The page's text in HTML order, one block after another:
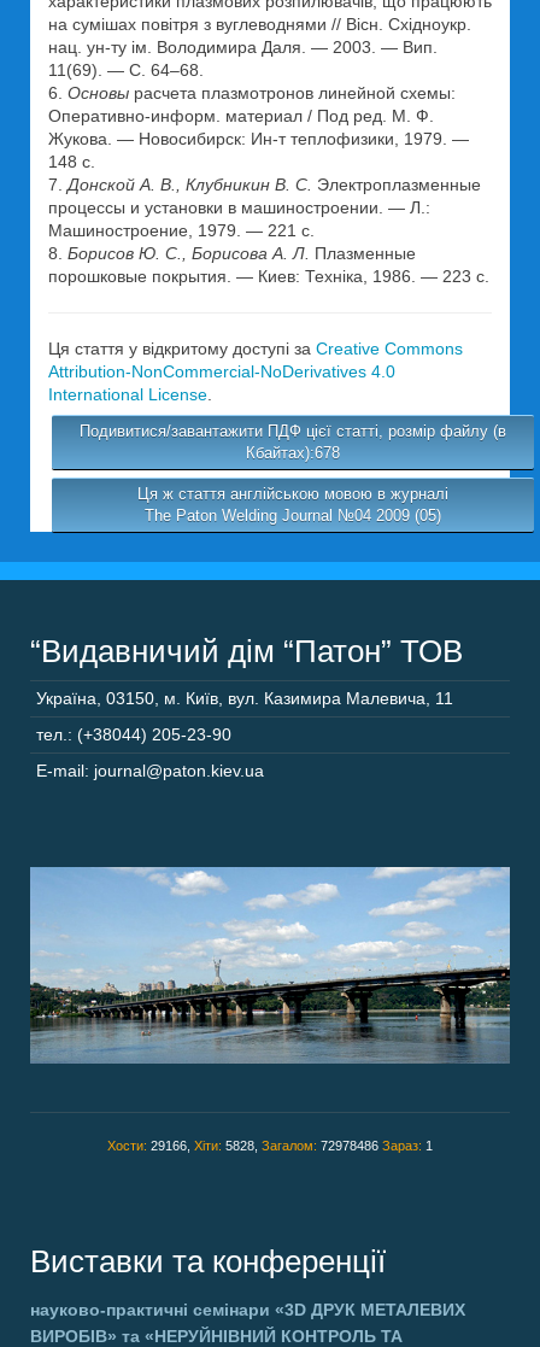
на сумішах повітря з вуглеводнями // Вісн. Східноукр.
нац. ун-ту ім. Володимира Даля. — 2003. — Вип.
11(69). — С. 64–68.
6. Основы расчета плазмотронов линейной схемы:
Оперативно-информ. материал / Под ред. М. Ф.
Жукова. — Новосибирск: Ин-т теплофизики, 1979. —
148 с.
7. Донской А. В., Клубникин В. С. Электроплазменные
процессы и установки в машиностроении. — Л.:
Машиностроение, 1979. — 221 с.
8. Борисов Ю. С., Борисова А. Л. Плазменные
порошковые покрытия. — Киев: Техніка, 1986. — 223 с.
Ця стаття у відкритому доступі за Creative Commons
Attribution-NonCommercial-NoDerivatives 4.0
International License
Подивитися/завантажити ПДФ цієї статті, розмір файлу (в
Кбайтах):678
Ця ж стаття англійською мовою в журналі
The Paton Welding Journal №04 2009 (05)
“Видавничий дім “Патон” ТОВ
Україна 03150 м. Київ, вул. Казимира Малевича, 11
тел.: (+38044) 205-23-90
E-mail: journal@paton.kiev.ua
Хости: 29166, Хіти: 5828, Загалом: 72978486 Зараз: 1
Виставки та конференції
науково-практичні семінари «3D ДРУК МЕТАЛЕВИХ
ВИРОБІВ» та «НЕРУЙНІВНИЙ КОНТРОЛЬ ТА